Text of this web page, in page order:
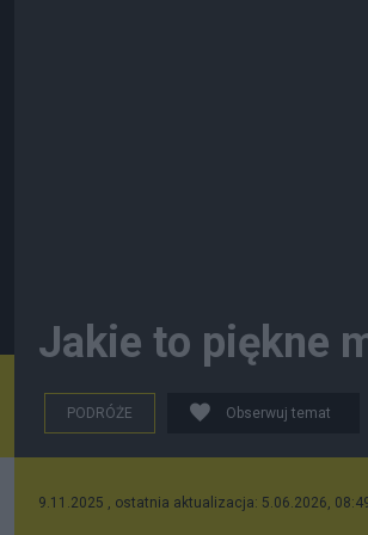
Jakie to piękne
PODRÓŻE Obserwuj temat
9.11.2025 , ostatnia aktualizacja: 5.06.2026,